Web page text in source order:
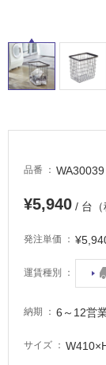
品番 WA30039
¥5,940 / 台（
発注単価
運賃種別
納期 6～12営
サイズ
適
し
て
い
が
意
必
適
し
な